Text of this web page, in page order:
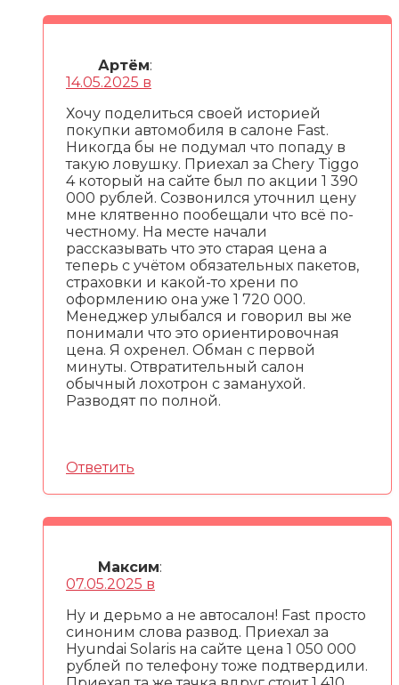
Артём:
14.05.2025 в
Хочу поделиться своей историей
покупки автомобиля в салоне Fast.
Никогда бы не подумал что попаду в
такую ловушку. Приехал за Chery Tiggo
4 который на сайте был по акции 1 390
000 рублей. Созвонился уточнил цену
мне клятвенно пообещали что всё по-
честному. На месте начали
рассказывать что это старая цена а
теперь с учётом обязательных пакетов,
страховки и какой-то хрени по
оформлению она уже 1 720 000.
Менеджер улыбался и говорил вы же
понимали что это ориентировочная
цена. Я охренел. Обман с первой
минуты. Отвратительный салон
обычный лохотрон с заманухой.
Разводят по полной.
Ответить
Максим:
07.05.2025 в
Ну и дерьмо а не автосалон! Fast просто
синоним слова развод. Приехал за
Hyundai Solaris на сайте цена 1 050 000
рублей по телефону тоже подтвердили.